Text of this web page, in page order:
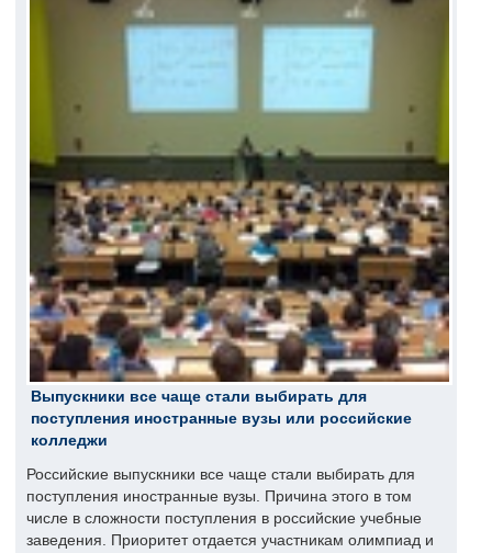
Выпускники все чаще стали выбирать для
поступления иностранные вузы или российские
колледжи
Российские выпускники все чаще стали выбирать для
поступления иностранные вузы. Причина этого в том
числе в сложности поступления в российские учебные
заведения. Приоритет отдается участникам олимпиад и